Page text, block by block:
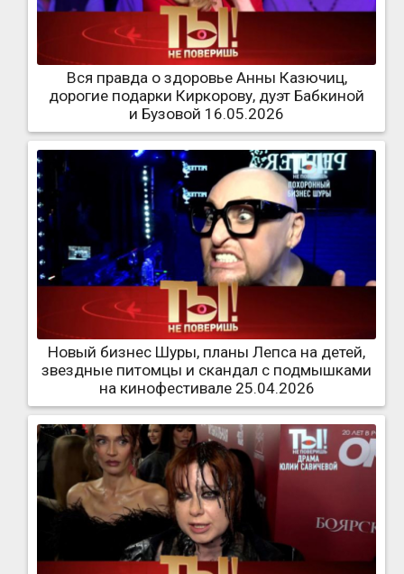
Вся правда о здоровье Анны Казючиц,
дорогие подарки Киркорову, дуэт Бабкиной
и Бузовой 16.05.2026
Новый бизнес Шуры, планы Лепса на детей,
звездные питомцы и скандал с подмышками
на кинофестивале 25.04.2026